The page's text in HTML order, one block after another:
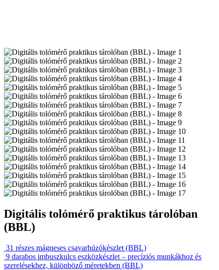
Digitális tolómérő praktikus tárolóban
(BBL)
31 részes mágneses csavarhúzókészlet (BBL)
9 darabos imbuszkulcs eszközkészlet – precíziós munkákhoz és
szerelésekhez, különböző méretekben (BBL)